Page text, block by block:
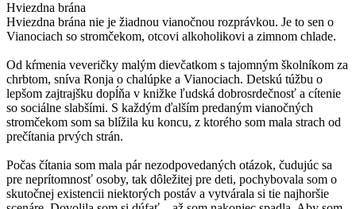
Hviezdna brána
Hviezdna brána nie je žiadnou vianočnou rozprávkou. Je to sen o
Vianociach so stromčekom, otcovi alkoholikovi a zimnom chlade.
Od kŕmenia veveričky malým dievčatkom s tajomným školníkom za
chrbtom, sníva Ronja o chalúpke a Vianociach. Detskú túžbu o
lepšom zajtrajšku dopĺňa v knižke ľudská dobrosrdečnosť a cítenie
so sociálne slabšími. S každým ďalším predaným vianočných
stromčekom som sa blížila ku koncu, z ktorého som mala strach od
prečítania prvých strán.
Počas čítania som mala pár nezodpovedaných otázok, čudujúc sa
pre neprítomnosť osoby, tak dôležitej pre deti, pochybovala som o
skutočnej existencii niektorých postáv a vytvárala si tie najhoršie